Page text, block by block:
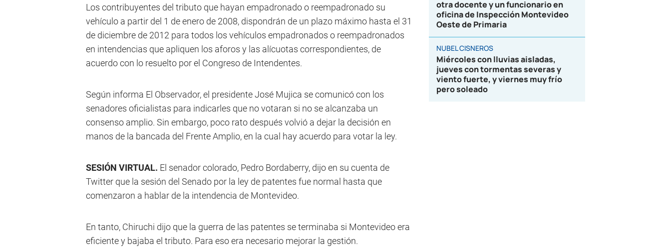
Los contribuyentes del tributo que hayan empadronado o reempadronado su
vehículo a partir del 1 de enero de 2008, dispondrán de un plazo máximo hasta el 31
de diciembre de 2012 para todos los vehículos empadronados o reempadronados
en intendencias que apliquen los aforos y las alícuotas correspondientes, de
acuerdo con lo resuelto por el Congreso de Intendentes.
Según informa El Observador, el presidente José Mujica se comunicó con los
senadores oficialistas para indicarles que no votaran si no se alcanzaba un
consenso amplio. Sin embargo, poco rato después volvió a dejar la decisión en
manos de la bancada del Frente Amplio, en la cual hay acuerdo para votar la ley.
SESIÓN VIRTUAL. El senador colorado, Pedro Bordaberry, dijo en su cuenta de
Twitter que la sesión del Senado por la ley de patentes fue normal hasta que
comenzaron a hablar de la intendencia de Montevideo.
En tanto, Chiruchi dijo que la guerra de las patentes se terminaba si Montevideo era
eficiente y bajaba el tributo. Para eso era necesario mejorar la gestión.
otra docente y un funcionario en
oficina de Inspección Montevideo
Oeste de Primaria
NUBEL CISNEROS
Miércoles con lluvias aisladas,
jueves con tormentas severas y
viento fuerte, y viernes muy frío
pero soleado